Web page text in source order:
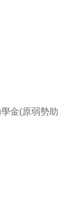
金(原弱勢助